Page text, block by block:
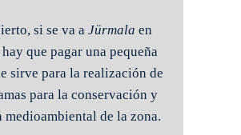
si se va a Jürmala en
que pagar una pequeña
sirve para la realización de
para la conservación y
medioambiental de la zona.